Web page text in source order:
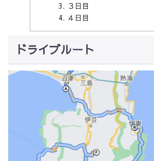
３日目
４日目
ドライブルート